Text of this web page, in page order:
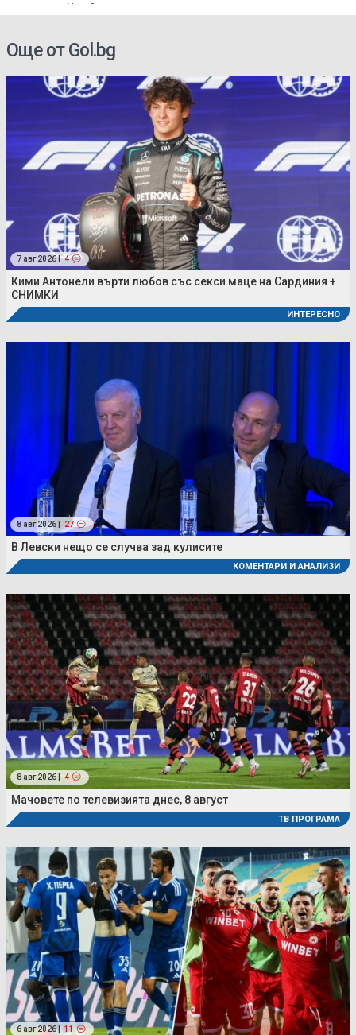
Украйна
Още от Gol.bg
7 авг 2026 | 4
Кими Антонели върти любов със секси маце на Сардиния +
СНИМКИ
ИНТЕРЕСНО
8 авг 2026 | 27
В Левски нещо се случва зад кулисите
КОМЕНТАРИ И АНАЛИЗИ
8 авг 2026 | 4
Мачовете по телевизията днес, 8 август
ТВ ПРОГРАМА
6 авг 2026 | 11